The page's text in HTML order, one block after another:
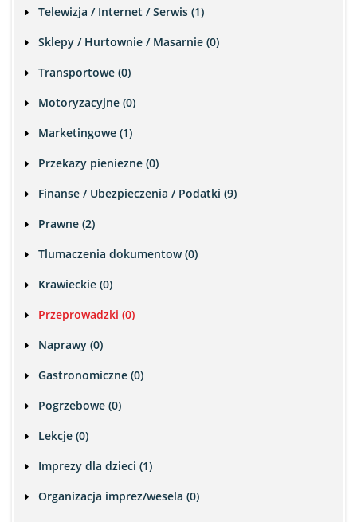
Telewizja / Internet / Serwis (1)
Sklepy / Hurtownie / Masarnie (0)
Transportowe (0)
Motoryzacyjne (0)
Marketingowe (1)
Przekazy pieniezne (0)
Finanse / Ubezpieczenia / Podatki (9)
Prawne (2)
Tlumaczenia dokumentow (0)
Krawieckie (0)
Przeprowadzki (0)
Naprawy (0)
Gastronomiczne (0)
Pogrzebowe (0)
Lekcje (0)
Imprezy dla dzieci (1)
Organizacja imprez/wesela (0)